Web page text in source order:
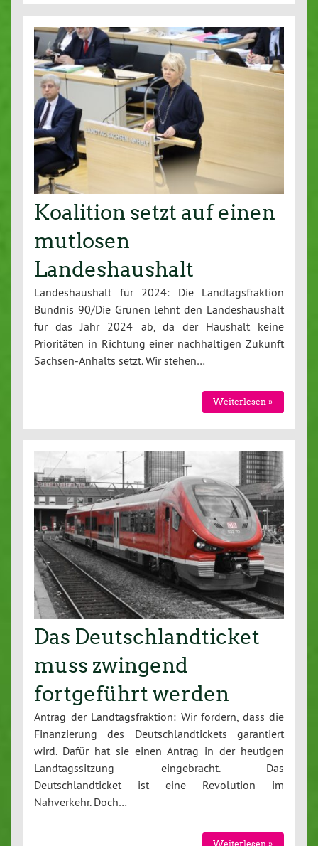
Koalition setzt auf einen
mutlosen
Landeshaushalt
Landeshaushalt für 2024: Die Landtagsfraktion
Bündnis 90/Die Grünen lehnt den Landeshaushalt
für das Jahr 2024 ab, da der Haushalt keine
Prioritäten in Richtung einer nachhaltigen Zukunft
Sachsen-Anhalts setzt. Wir stehen…
Weiterlesen »
Das Deutschlandticket
muss zwingend
fortgeführt werden
Antrag der Landtagsfraktion: Wir fordern, dass die
Finanzierung des Deutschlandtickets garantiert
wird. Dafür hat sie einen Antrag in der heutigen
Landtagssitzung eingebracht. Das
Deutschlandticket ist eine Revolution im
Nahverkehr. Doch…
Weiterlesen »